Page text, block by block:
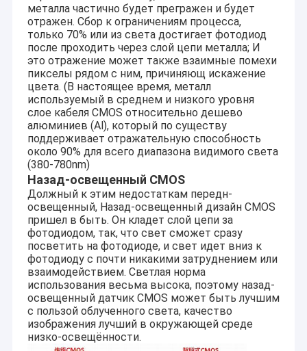
VR - шоу
О Компании
Наша фабрика
контроль качества
контактные данные
Новости
Все случаи
Отправить запрос
Модули камеры OEM
Модуль камеры USB
Модуль камеры MIPI
металла частично будет прегражен и будет
отражен. Сбор к ограничениям процесса,
только 70% или из света достигает фотодиод
после проходить через слой цепи металла; И
это отражение может также взаимные помехи
пикселы рядом с ним, причиняющ искажение
цвета. (В настоящее время, металл
используемый в среднем и низкого уровня
слое кабеля CMOS относительно дешево
алюминиев (Al), который по существу
поддерживает отражательную способность
около 90% для всего диапазона видимого света
(380-780nm)
Назад-освещенный CMOS
Должный к этим недостаткам передн-
освещенный, Назад-освещенный дизайн CMOS
пришел в быть. Он кладет слой цепи за
фотодиодом, так, что свет сможет сразу
посветить на фотодиоде, и свет идет вниз к
фотодиоду с почти никакими затруднением или
взаимодействием. Светлая норма
использования весьма высока, поэтому назад-
освещенный датчик CMOS может быть лучшим
с пользой облученного света, качество
изображения лучший в окружающей среде
низко-освещённости.
предложения клиентов с большинств конкурентоспособной
ценой и самым лучшим качеством.
В настоящее время, наши продукты включают в модуль
модуля камеры USB, камеры MIPI, камеру DVP модуль,
модуль камеры мобильного телефона, модуль камеры
тетради, камера слежения, камера автомобиля и умные
продукты камеры хона в много различных зон как VR, AR, 3D,
AI, пригодный для носки прибор, шлемофон, робототехника
стекел, IoT, медицинские промышленное, agrotechny,
биометрия, воображение, компьютерное зрение, зрение
компьютера, безопасность, etc. Любой продукт связанный с
модулем камеры,
мы можем найти самое лучшее решение
для вас.